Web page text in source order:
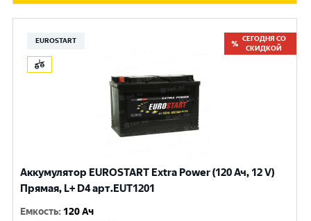
EUROSTART
СЕГОДНЯ СО
СКИДКОЙ
Аккумулятор EUROSTART Extra Power (120 Ач, 12 V)
Прямая, L+ D4 арт.EUT1201
Емкость: 120 Ач